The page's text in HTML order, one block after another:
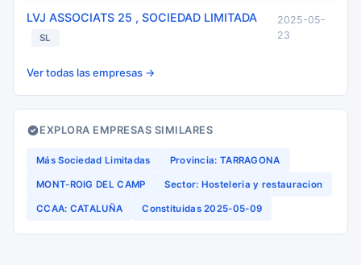
LVJ ASSOCIATS 25 , SOCIEDAD LIMITADA
SL
2025-05-
23
Ver todas las empresas →
EXPLORA EMPRESAS SIMILARES
Más Sociedad Limitadas Provincia: TARRAGONA
MONT-ROIG DEL CAMP Sector: Hosteleria y restauracion
CCAA: CATALUÑA Constituidas 2025-05-09